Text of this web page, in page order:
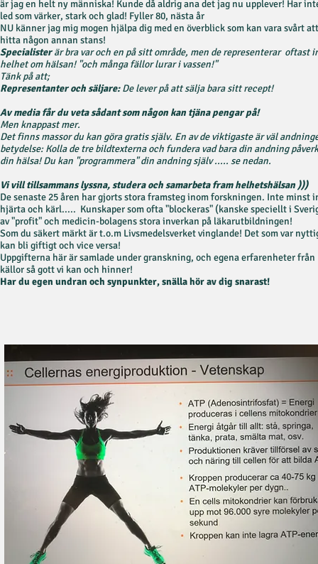
är jag en helt ny människa! Kunde då aldrig ana det jag nu upplever! Har
led som värker, stark och glad! Fyller 80, nästa år
NU känner jag mig mogen hjälpa dig med en överblick som kan vara svårt att
hitta någon annan stans!
Specialisterär bra var och en på sitt område, men de representerar oftast
helhet om hälsan! "och många fällor lurar i vassen!"
Tänk på att;
Representanter ochsäljare:De lever på att sälja bara sitt recept!
Av media får du veta sådant som någon kan tjäna pengar på!
Men knappast mer.
Det finns massor du kan göra gratis själv. En av de viktigaste är väl
betydelse: Kolla de tre bildtexterna och fundera vad bara din andning
din hälsa! Du kan "programmera" din andning själv ..... se nedan.
Vi vill tillsammans lyssna, studera och samarbeta fram helhetshälsan )))
De senaste 25 åren har gjorts stora framsteg inom forskningen. Inte minst
hjärta och kärl..... Kunskaper som ofta "blockeras" (kanske speciellt i
av "profit" och medicin-bolagens stora inverkan på läkarutbildningen!
Som du säkert märkt är t.o.m Livsmedelsverket vinglande! Det som var
kan bli giftigt och vice versa!
Uppgifterna här är samlade under granskning, och egena erfarenheter från
källor så gott vi kan och hinner!
Har du egen undran och synpunkter, snälla hör av dig snarast!